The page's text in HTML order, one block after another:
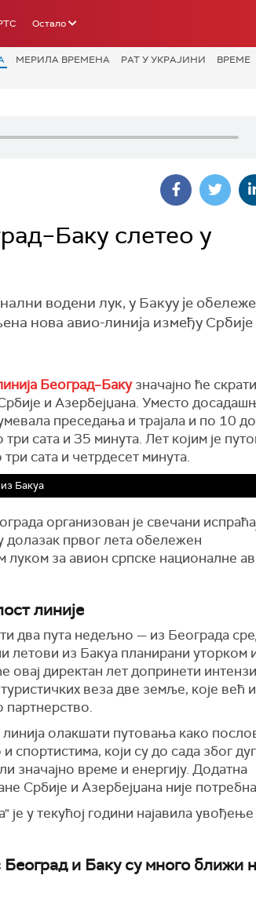
Остало
МЕРИЛА ВРЕМЕНА РАТ У УКРАЈИНИ ВРЕМЕ
слетео у
водени лук, у Бакуу је
нова авио-линија између Србије
Београд–Бакузначајно ће
и Азербејџана. Уместо
преседања и трајала и по 10
три сата и 35 минута. Лет којим је
сата и четрдесет минута.
Бакуа
организован је свечани
долазак првог лета обележен
луком за авион српске националне
линије
два пута недељно — из Београда
летови из Бакуа планирани уторком
овај директан лет допринети
веза две земље, које већ
олакшати путовања како
спортистима, који су до сада због
значајно време и енергију. Додатна
Србије и Азербејџана није
је у текућој години најавила увођење
и Баку су много ближи